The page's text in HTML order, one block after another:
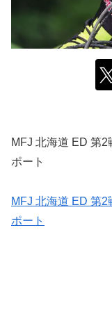
MFJ 北海道 ED 第
ポート
MFJ 北海道 ED 第
ポート